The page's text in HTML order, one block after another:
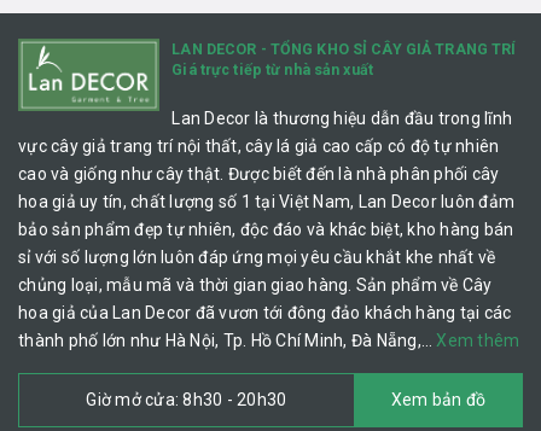
LAN DECOR - TỔNG KHO SỈ CÂY GIẢ TRANG TRÍ
Giá trực tiếp từ nhà sản xuất
Lan Decor là thương hiệu dẫn đầu trong lĩnh
vực cây giả trang trí nội thất, cây lá giả cao cấp có độ tự nhiên
cao và giống như cây thật. Được biết đến là nhà phân phối cây
hoa giả uy tín, chất lượng số 1 tại Việt Nam, Lan Decor luôn đảm
bảo sản phẩm đẹp tự nhiên, độc đáo và khác biệt, kho hàng bán
sỉ với số lượng lớn luôn đáp ứng mọi yêu cầu khắt khe nhất về
chủng loại, mẫu mã và thời gian giao hàng. Sản phẩm về Cây
hoa giả của Lan Decor đã vươn tới đông đảo khách hàng tại các
thành phố lớn như Hà Nội, Tp. Hồ Chí Minh, Đà Nẵng,… Xem thêm
Giờ mở cửa: 8h30 - 20h30 Xem bản đồ